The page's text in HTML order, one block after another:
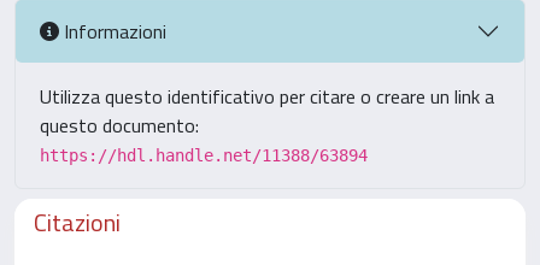
Informazioni
Utilizza questo identificativo per citare o creare un link a
questo documento:
https://hdl.handle.net/11388/63894
Citazioni